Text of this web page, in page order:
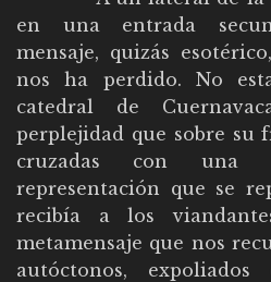
en una entrada
mensaje, quizás
nos ha perdido. No
catedral de
perplejidad que sobre su
cruzadas con una
representación que se
recibía a los
metamensaje que nos
autóctonos,